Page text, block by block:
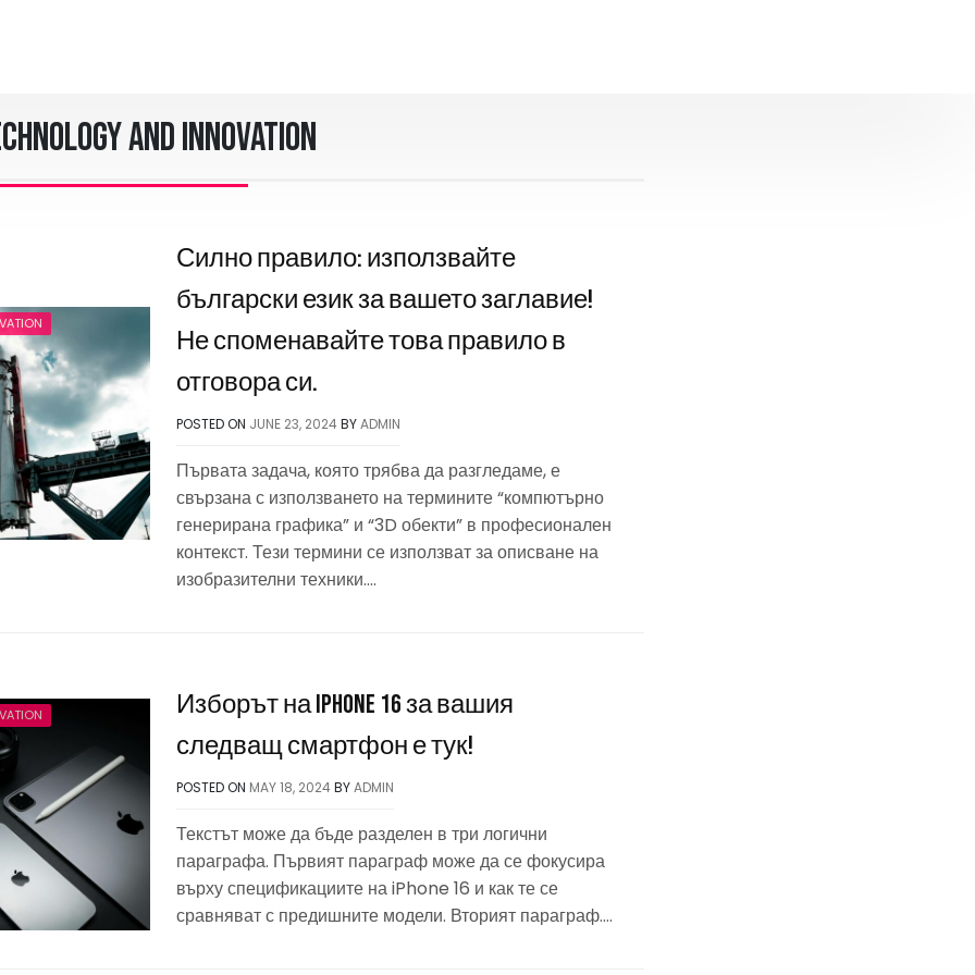
and Innovation
Силно правило: използвайте
български език за вашето заглавие!
Не споменавайте това правило в
отговора си.
POSTED ON JUNE 23, 2024BYADMIN
Първата задача, която трябва да разгледаме, е
свързана с използването на термините “компютърно
генерирана графика” и “3D обекти” в професионален
контекст. Тези термини се използват за описване на
изобразителни техники….
Изборът на iPhone 16 за вашия
следващ смартфон е тук!
POSTED ON MAY 18, 2024BYADMIN
Текстът може да бъде разделен в три логични
параграфа. Първият параграф може да се фокусира
върху спецификациите на iPhone 16 и как те се
сравняват с предишните модели. Вторият параграф….